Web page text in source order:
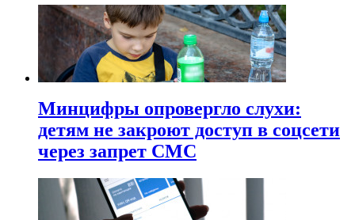
Минцифры опровергло слухи:
детям не закроют доступ в соцсети
через запрет СМС